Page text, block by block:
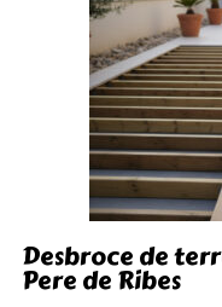
Desbroce de
Pere de Ribes